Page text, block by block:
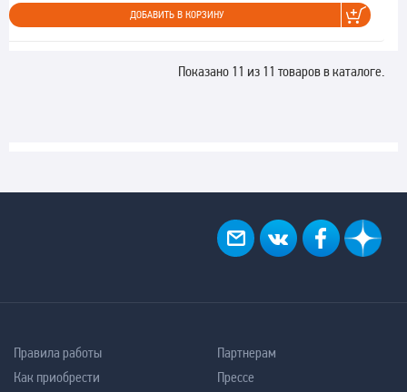
ДОБАВИТЬ В КОРЗИНУ
Показано 11 из 11 товаров в каталоге.
Правила работы
Как приобрести
Партнерам
Прессе